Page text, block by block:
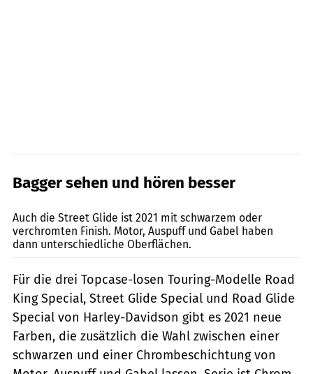
Bagger sehen und hören besser
Auch die Street Glide ist 2021 mit schwarzem oder
verchromten Finish. Motor, Auspuff und Gabel haben
dann unterschiedliche Oberflächen.
Für die drei Topcase-losen Touring-Modelle Road
King Special, Street Glide Special und Road Glide
Special von Harley-Davidson gibt es 2021 neue
Farben, die zusätzlich die Wahl zwischen einer
schwarzen und einer Chrombeschichtung von